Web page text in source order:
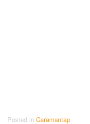
Posted in Caramantap